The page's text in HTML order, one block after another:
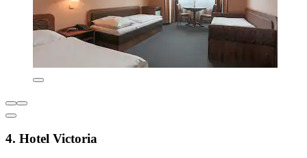
4. Hotel Victoria